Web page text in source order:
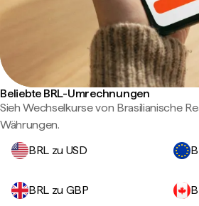
Beliebte BRL-Umrechnungen
Sieh Wechselkurse von Brasilianische
Währungen.
BRL zu USD
BRL zu GBP